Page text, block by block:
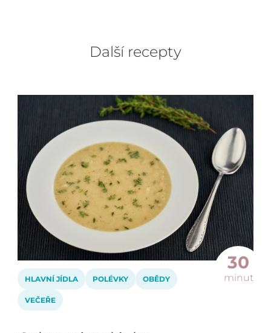
Další recepty
30
minut
HLAVNÍ JÍDLA POLÉVKY OBĚDY
VEČEŘE